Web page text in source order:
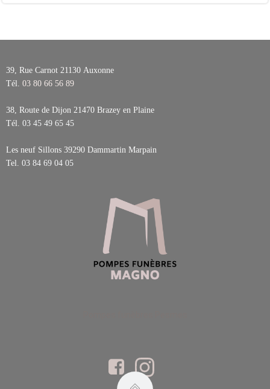
39, Rue Carnot 21130 Auxonne
Tél. 03 80 66 56 89
38, Route de Dijon 21470 Brazey en Plaine
Tél. 03 45 49 65 45
Les neuf Sillons 39290 Dammartin Marpain
Tel. 03 84 69 04 05